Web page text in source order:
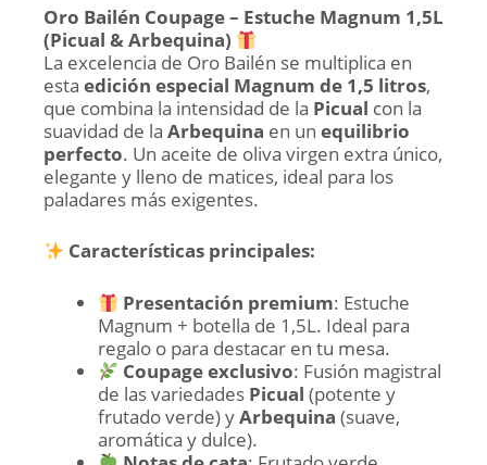
Oro Bailén Coupage – Estuche Magnum 1,5L
(Picual & Arbequina)
La excelencia de Oro Bailén se multiplica en
esta edición especial Magnum de 1,5 litros,
que combina la intensidad de la Picual con la
suavidad de la Arbequina en un equilibrio
perfecto. Un aceite de oliva virgen extra único,
elegante y lleno de matices, ideal para los
paladares más exigentes.
Características principales:
Presentación premium: Estuche
Magnum + botella de 1,5L. Ideal para
regalo o para destacar en tu mesa.
Coupage exclusivo: Fusión magistral
de las variedades Picual (potente y
frutado verde) yArbequina (suave,
aromática y dulce).